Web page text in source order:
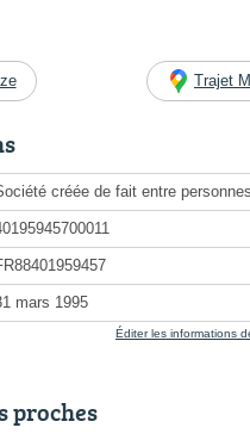
Trajet
créée de fait entre
mars 1995
Éditer les informations
proches